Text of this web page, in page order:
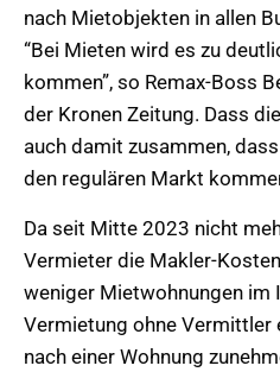
nach Mietobjekten in allen
“Bei Mieten wird es zu
kommen”, so Remax-Boss
der Kronen Zeitung. Dass
auch damit zusammen,
den regulären Markt
Da seit Mitte 2023 nicht
Vermieter die Makler-
weniger Mietwohnungen im
Vermietung ohne Vermittler
nach einer Wohnung